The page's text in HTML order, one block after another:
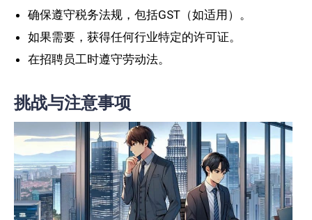
确保遵守税务法规，包括GST（如适用）。
如果需要，获得任何行业特定的许可证。
在招聘员工时遵守劳动法。
挑战与注意事项